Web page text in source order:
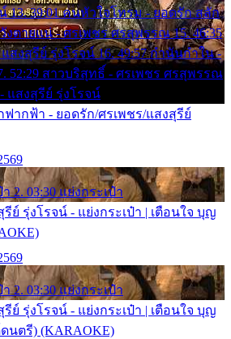
13. 39:01 คนหัวใจโทรม - ยอดรัก สลัก
วังตายแน่ - ศรเพชร ศรสุพรรณ 15. 46:35
สงสุรีย์ รุ่งโรจน์ 16. 49:57 กำนันกำใน -
52:29 สาวบริสุทธิ์ - ศรเพชร ศรสุพรรณ
แสงสุรีย์ รุ่งโรจน์
ฟากฟ้า - ยอดรัก/ศรเพชร/แสงสุรีย์
2. 03:30 แย่งกระเป๋า
รีย์ รุ่งโรจน์ - แย่งกระเป๋า | เตือนใจ บุญ
2. 03:30 แย่งกระเป๋า
รีย์ รุ่งโรจน์ - แย่งกระเป๋า | เตือนใจ บุญ
นตรี) (KARAOKE)